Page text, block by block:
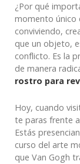
¿Por qué
momento único
conviviendo,
que un objeto,
conflicto. Es la
de manera
rostro para
Hoy, cuando
te paras frente
Estás
curso del arte
que Van Gogh